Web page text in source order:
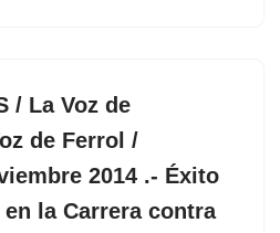
/ La Voz de
de Ferrol /
2014 .- Éxito
la Carrera contra